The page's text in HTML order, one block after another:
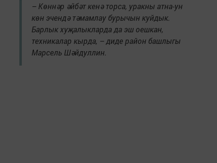
– Көннәр әйбәт кенә торса, уракны атна-ун
көн эчендә тәмамлау бурычын куйдык.
Барлык хуҗалыкларда да эш оешкан,
техникалар кырда, – диде район башлыгы
Марсель Шәйдуллин.